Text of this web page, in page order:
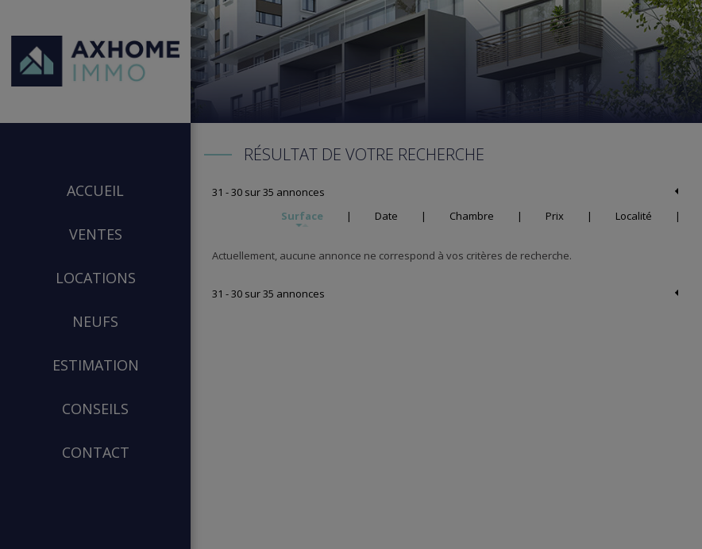
ACCUEIL
VENTES
LOCATIONS
NEUFS
ESTIMATION
CONSEILS
CONTACT
RÉSULTAT DE VOTRE RECHERCHE
31 - 30 sur 35 annonces
Surface
| Date | Chambre | Prix | Localité |
Actuellement, aucune annonce ne correspond à vos critères de recherche.
31 - 30 sur 35 annonces